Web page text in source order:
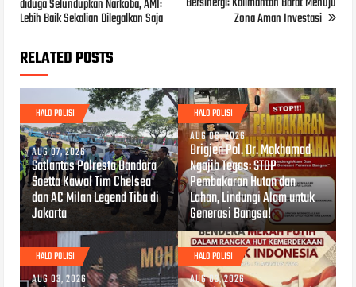
diduga Selundupkan Narkoba, AMI:
Lebih Baik Sekalian Dilegalkan Saja Zona Aman Investasi
RELATED POSTS
HALO POLISI
AUG 07, 2026
Satlantas Polresta Bandara
Soetta Kawal Tim Chelsea
dan AC Milan Legend Tiba di
Jakarta
HALO POLISI
AUG 06, 2026
Brigjen Pol. Dr. Mokhamad
Ngajib Tegas: STOP
Pembakaran Hutan dan
Lahan, Lindungi Alam untuk
Generasi Bangsa!
HALO POLISI
AUG 03, 2026
HALO POLISI
AUG 03, 2026